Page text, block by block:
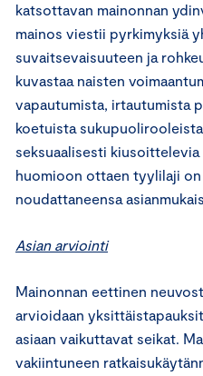
katsottavan mainonnan
mainos viestii pyrkimyksiä
suvaitsevaisuuteen ja
kuvastaa naisten
vapautumista, irtautumista
koetuista
seksuaalisesti
huomioon ottaen tyylilaji
noudattaneensa
Asian arviointi
Mainonnan eettinen
arvioidaan
asiaan vaikuttavat seikat.
vakiintuneen